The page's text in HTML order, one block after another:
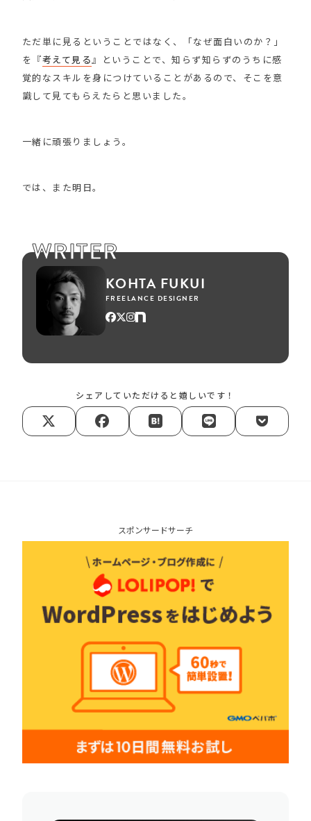
ただ単に見るということではなく、「なぜ面白いのか？」
を『考えて見る 』ということで、知らず知らずのうちに感
覚的なスキルを身につけていることがあるので、そこを意
識して見てもらえたらと思いました。
一緒に頑張りましょう。
では、また明日。
WRITER
KOHTA FUKUI
FREELANCE DESIGNER
シェアしていただけると嬉しいです！
スポンサードサーチ